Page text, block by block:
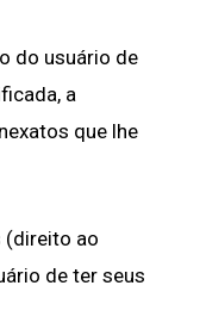
do usuário de
a
que lhe
(direito ao
de ter seus